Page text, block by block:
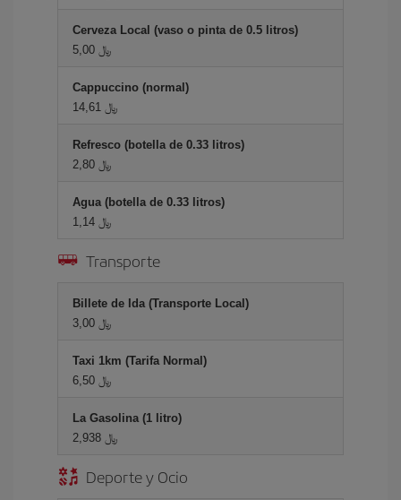
Cerveza Local (vaso o pinta de 0.5 litros)
5,00 ﷼
Cappuccino (normal)
14,61 ﷼
Refresco (botella de 0.33 litros)
2,80 ﷼
Agua (botella de 0.33 litros)
1,14 ﷼
Transporte
Billete de Ida (Transporte Local)
3,00 ﷼
Taxi 1km (Tarifa Normal)
6,50 ﷼
La Gasolina (1 litro)
2,938 ﷼
Deporte y Ocio